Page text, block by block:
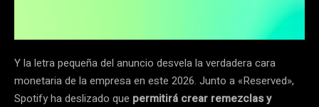
Y la letra pequeña del anuncio desvela la verdadera cara
monetaria de la empresa en este 2026. Junto a «Reserved»,
Spotify ha deslizado que permitirá crear remezclas y